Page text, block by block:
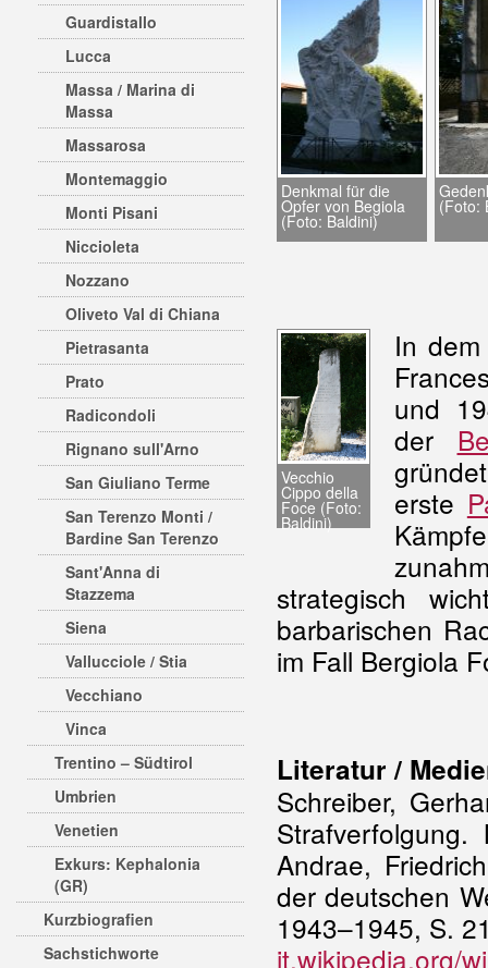
Guardistallo
Lucca
Massa / Marina di
Massa
Massarosa
Montemaggio
Monti Pisani
Niccioleta
Nozzano
Oliveto Val di Chiana
Pietrasanta
Prato
Radicondoli
Rignano sull'Arno
San Giuliano Terme
San Terenzo Monti /
Bardine San Terenzo
Sant'Anna di
Stazzema
Siena
Vallucciole / Stia
Vecchiano
Vinca
Trentino – Südtirol
Umbrien
Venetien
Exkurs: Kephalonia
(GR)
Kurzbiografien
Sachstichworte
Denkmal für die
Opfer von Begiola
(Foto: Baldini)
(Foto:
Vecchio
Cippo della
Foce (Foto:
Baldini)
In
und
der
erste
strategisch
barbarischen
im Fall Bergiola
Literatur /
Schreiber,
Strafverfolgung.
Andrae,
der deutschen
1943–1945, S.
it.wikipedia.org/